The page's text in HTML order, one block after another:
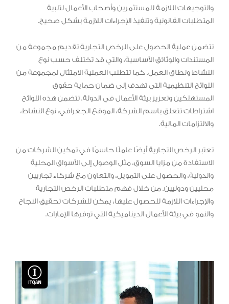
والتوجيهات اللازمة للمستثمرين وأصحاب الأعمال لتلبية
المتطلبات القانونية وتنفيذ الإجراءات اللازمة بشكل صحيح.
تتضمن عملية الحصول على الرخص التجارية تقديم مجموعة من
المستندات والوثائق الأساسية، والتي قد تختلف حسب نوع
النشاط ونطاق العمل. كما تتطلب العملية الامتثال لمجموعة من
اللوائح التنظيمية التي تهدف إلى ضمان حماية حقوق
المستهلكين وتعزيز بيئة الأعمال في الدولة. تتضمن هذه اللوائح
اشتراطات تتعلق باسم الشركة، الموقع الجغرافي، نوع النشاط،
والالتزامات المالية.
تعتبر الرخص التجارية أيضًا عاملًا حاسمًا في تمكين الشركات من
الاستفادة من مزايا السوق، مثل الوصول إلى الأسواق المحلية
والدولية، والحصول على التمويل، والتعاون مع شركاء تجاريين
محليين ودوليين. من خلال فهم متطلبات الرخص التجارية
والإجراءات اللازمة للحصول عليها، يمكن للشركات تحقيق النجاح
والنمو في بيئة الأعمال الديناميكية التي توفرها الإمارات.